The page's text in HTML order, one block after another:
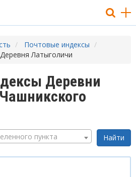
Почтовые индексы
Деревня Латыголичи
Деревни
пункта